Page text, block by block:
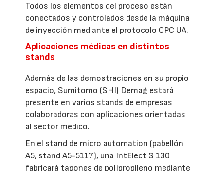
Todos los elementos del proceso están
conectados y controlados desde la máquina
de inyección mediante el protocolo OPC UA.
Aplicaciones médicas en distintos
stands
Además de las demostraciones en su propio
espacio, Sumitomo (SHI) Demag estará
presente en varios stands de empresas
colaboradoras con aplicaciones orientadas
al sector médico.
En el stand de micro automation (pabellón
A5, stand A5-5117), una IntElect S 130
fabricará tapones de polipropileno mediante